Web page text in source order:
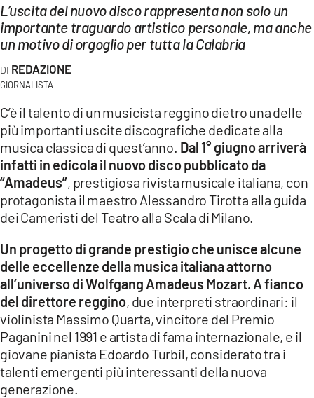
LAC NETWORK
LAC ONAIR
LaC
LACPLAY.IT
LACTV.IT
LACONAIR.IT
LACITYMAG.IT
ILREGGINO.IT
COSENZACHANNEL.IT
ILVIBONESE.IT
CATANZAROCHANNEL.IT
LACAPITALENEWS.IT
L’uscita del nuovo disco rappresenta non solo un
importante traguardo artistico personale, ma anche
un motivo di orgoglio per tutta la Calabria
REDAZIONE
GIORNALISTA
C’è il talento di un musicista reggino dietro una delle
più importanti uscite discografiche dedicate alla
musica classica di quest’anno. Dal 1° giugno arriverà
infatti in edicola il nuovo disco pubblicato da
“Amadeus”, prestigiosa rivista musicale italiana, con
protagonista il maestro Alessandro Tirotta alla guida
dei Cameristi del Teatro alla Scala di Milano.
Un progetto di grande prestigio che unisce alcune
delle eccellenze della musica italiana attorno
all’universo di Wolfgang Amadeus Mozart. A fianco
del direttore reggino, due interpreti straordinari: il
violinista Massimo Quarta, vincitore del Premio
Paganini nel 1991 e artista di fama internazionale, e il
giovane pianista Edoardo Turbil, considerato tra i
talenti emergenti più interessanti della nuova
generazione.